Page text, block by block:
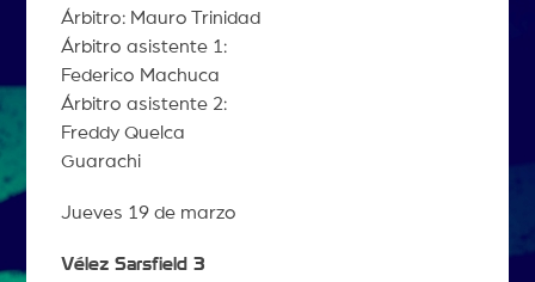
Árbitro: Mauro Trinidad
Árbitro asistente 1:
Federico Machuca
Árbitro asistente 2:
Freddy Quelca
Guarachi
Jueves 19 de marzo
Vélez Sarsfield 3